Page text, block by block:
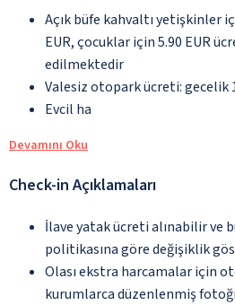
Açık büfe kahvaltı yetişkinler
EUR, çocuklar için 5.90 EUR
edilmektedir
Valesiz otopark ücreti: gecelik
Evcil ha
Devamını Oku
Check-in Açıklamaları
İlave yatak ücreti alınabilir ve
politikasına göre değişiklik
Olası ekstra harcamalar için
kurumlarca düzenlenmiş